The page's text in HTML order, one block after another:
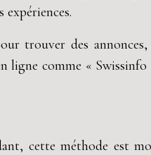
trouver des annonces,
ligne comme «
cette méthode est